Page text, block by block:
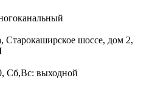
шоссе, дом 2,
Сб,Вс: выходной